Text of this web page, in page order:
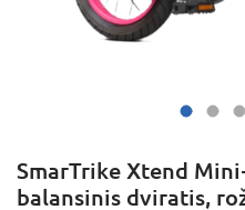
SmarTrike Xtend
balansinis dviratis,